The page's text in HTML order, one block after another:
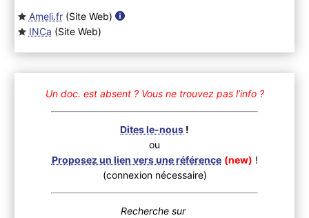
Ameli.fr(Site Web)
INCa (Site Web)
Un doc. est absent ? Vous ne trouvez pas l’info ?
Dites le-nous !
ou
Proposez un lien vers une référence (new) !
(connexion nécessaire)
Recherche sur